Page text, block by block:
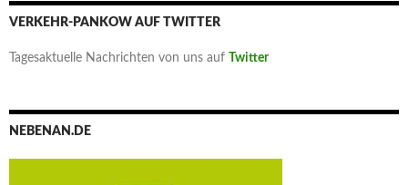
VERKEHR-PANKOW AUF TWITTER
Tagesaktuelle Nachrichten von uns auf Twitter
NEBENAN.DE